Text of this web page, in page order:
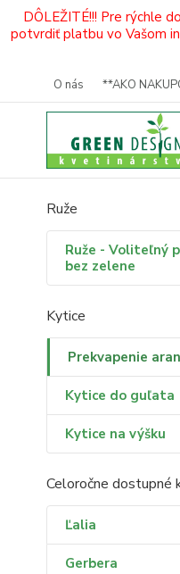
DÔLEŽITÉ!!! Pre rýchle
potvrdiť platbu vo Vašom
O nás **AKO
Ruže
Ruže - Voliteľný
bez zelene
Kytice
Prekvapenie
Kytice do guľata
Kytice na výšku
Celoročne dostupné
Ľalia
Gerbera